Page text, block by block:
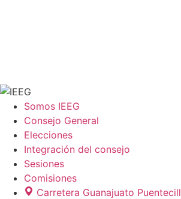
Somos IEEG
Consejo General
Elecciones
Integración del consejo
Sesiones
Comisiones
Carretera Guanajuato